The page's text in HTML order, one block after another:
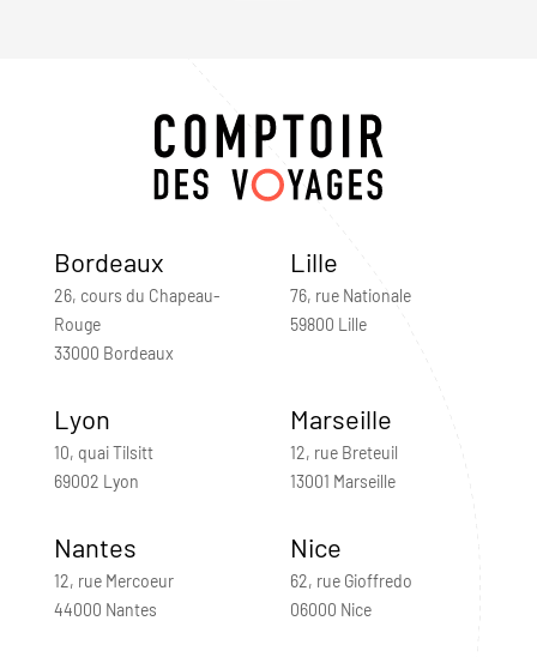
Bordeaux
26, cours du Chapeau-
Rouge
33000 Bordeaux
Lille
76, rue Nationale
59800 Lille
Lyon
10, quai Tilsitt
69002 Lyon
Marseille
12, rue Breteuil
13001 Marseille
Nantes
12, rue Mercoeur
44000 Nantes
Nice
62, rue Gioffredo
06000 Nice